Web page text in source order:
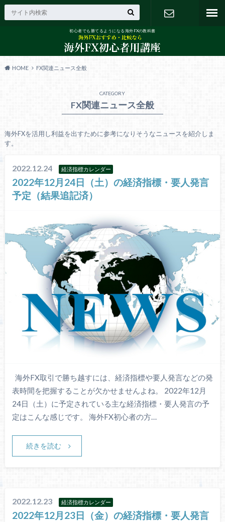
初心者でも勝てるようになる海外FXの教科書
HOME FX関連ニュース全般
CATEGORY
FX関連ニュース全般
海外FXを活用し利益を出すために参考になりそうなニュースを紹介しま
す。
2022.12.24 経済指標カレンダー
2022年12月24日（土）の経済指標・要人発言
予定（結果追記済）
海外FX取引で勝ち越すには、経済指標や要人発言などの発
表時間を把握することが欠かせませんよね。 2022年12月
24日（土）に予定されている主な経済指標・要人発言の予
定はこんな感じです。 海外FX初心者の方…
続きを読む
2022.12.23 経済指標カレンダー
2022年12月23日（金）の経済指標・要人発言